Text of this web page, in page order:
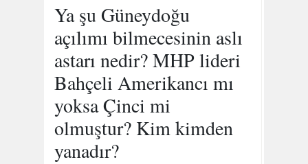
Ya şu Güneydoğu
açılımı bilmecesinin aslı
astarı nedir? MHP lideri
Bahçeli Amerikancı mı
yoksa Çinci mi
olmuştur? Kim kimden
yanadır?